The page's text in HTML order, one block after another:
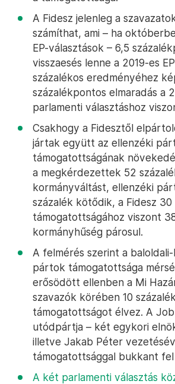
A Fidesz jelenleg a
számíthat, ami – ha
EP-választások – 6,5
visszaesés lenne a 2019-es
százalékos eredményéhez
százalékpontos elmaradás a
parlamenti választáshoz
Csakhogy a Fidesztől
jártak együtt az ellenzéki
támogatottságának
a megkérdezettek 52
kormányváltást, ellenzéki
százalék kötődik, a Fidesz 30
támogatottságához viszont
kormányhűség párosul.
A felmérés szerint a
pártok támogatottsága
erősödött ellenben a Mi
szavazók körében 10
támogatottságot élvez. A
utódpártja – két egykori
illetve Jakab Péter
támogatottsággal bukkant fel
A két parlamenti választás